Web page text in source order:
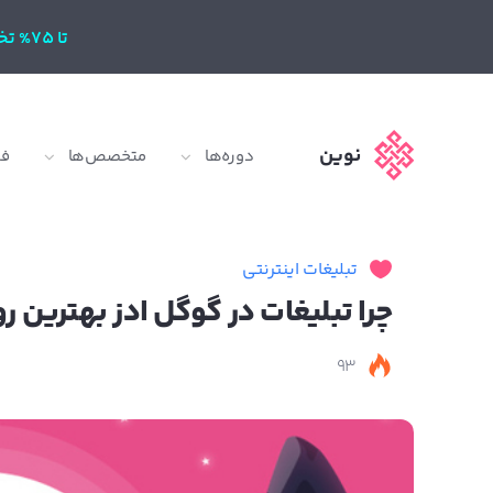
تا 75% تخفیف
نوین دوره‌ها متخصص‌ها
تبلیغات اینترنتی
چرا تبلیغات در گوگل ادز
93